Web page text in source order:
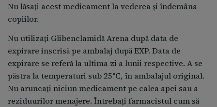
Nu lăsați acest medicament la vederea și îndemâna
copiilor.
Nu utilizaţi Glibenclamidă Arena după data de
expirare inscrisă pe ambalaj după EXP. Data de
expirare se referă la ultima zi a lunii respective. A se
păstra la temperaturi sub 25°C, în ambalajul original.
Nu aruncați niciun medicament pe calea apei sau a
reziduurilor menajere. Întrebați farmacistul cum să